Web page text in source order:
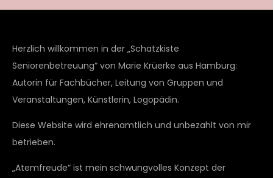
Herzlich willkommen in der „Schatzkiste
Seniorenbetreuung“ von Marie Krüerke aus Hamburg:
Autorin für Fachbücher, Leitung von Gruppen und
Veranstaltungen, Künstlerin, Logopädin.
Diese Website wird ehrenamtlich und unbezahlt von mir
betrieben.
„Atemfreude“ ist mein schwungvolles Konzept der